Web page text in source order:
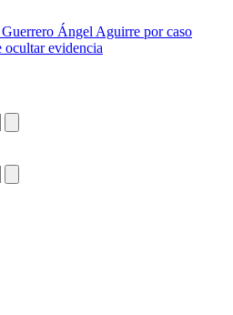
Ángel Aguirre por caso
ocultar evidencia